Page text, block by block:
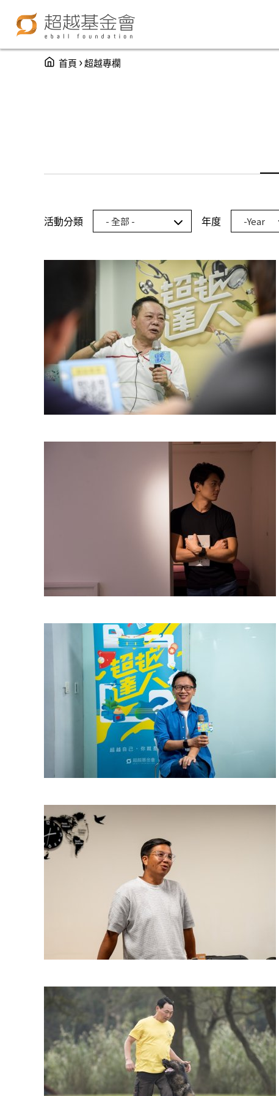
You are here
首頁 ›超越專欄
活動分類 年度 年度
Year